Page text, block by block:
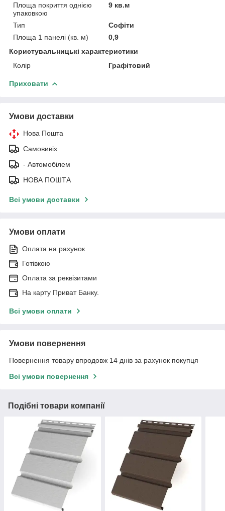
Площа покриття однією
упаковкою
9 кв.м
Тип
Софіти
Площа 1 панелі (кв. м)
0,9
Користувальницькі характеристики
Колір
Графітовий
Приховати
Умови доставки
Нова Пошта
Самовивіз
- Автомобілем
НОВА ПОШТА
Всі умови доставки
Умови оплати
Оплата на рахунок
Готівкою
Оплата за реквізитами
На карту Приват Банку.
Всі умови оплати
Умови повернення
Повернення товару впродовж 14 днів за рахунок покупця
Всі умови повернення
Подібні товари компанії